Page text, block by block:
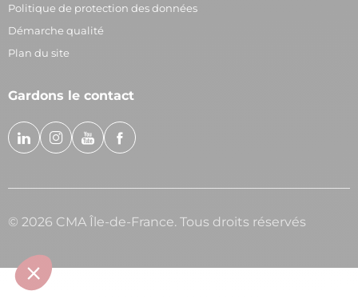
Politique de protection des données
Démarche qualité
Plan du site
Gardons le contact
© 2026 CMA Île-de-France. Tous droits réservés